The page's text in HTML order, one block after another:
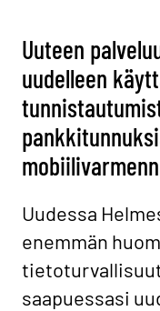
Uuteen
uudelleen
Uudessa
enemmän
saapuessasi